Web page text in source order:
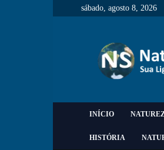
sábado, agosto 8, 2026
&
Space
INÍCIO
HISTÓRIA